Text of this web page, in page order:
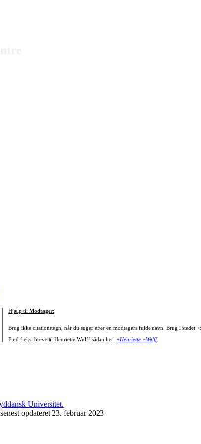
Hjælp til Modtager:
Brug ikke citationstegn, når du søger efter en modtagers fulde navn. Brug i stedet +:
Find f.eks. breve til Henriette Wulff sådan her: +Henriette +Wulff.
opdateret 23. februar 2023